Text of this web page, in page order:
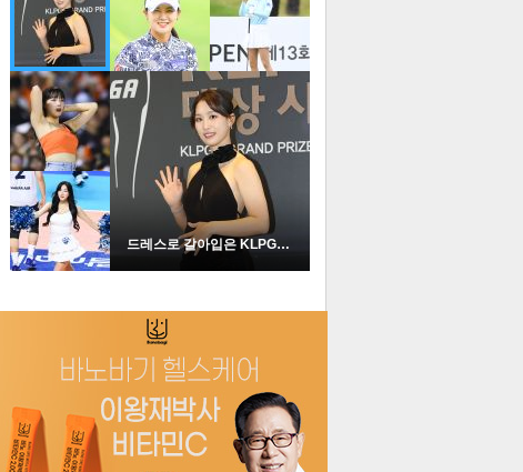
FOCUS
많이 본 뉴스
연예
스포츠 포토
2
더보기
드레스로 갈아입은 KLPGA …